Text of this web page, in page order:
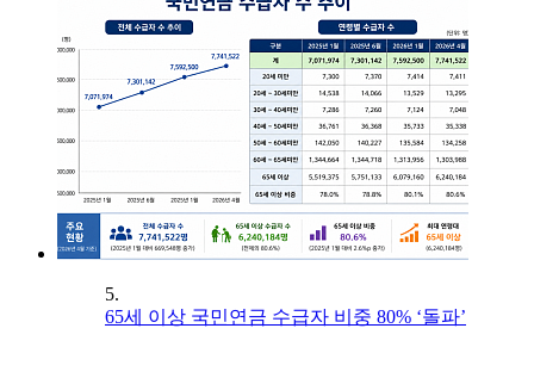
5.
65세 이상 국민연금 수급자 비중 80% ‘돌파’